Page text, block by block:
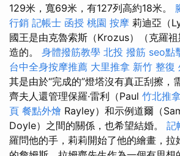
129米，寬69米，有127列高約18米。
行銷 記帳士 函授 桃園 按摩 莉迪亞（
國王是由克魯索斯（Krozus）（克羅
造的。 身體撥筋教學 北投 撥筋 seo點
台中全身按摩推薦 大里推拿 新竹 整復
其是由於“完成的”燈塔沒有真正刮擦，
齊夫人還管理保羅·雷利（Paul 竹北推
頁 餐點外燴 Rayley）和示例道爾（
Doyle）之間的關係，也希望結婚。 記
羅問他的手，莉莉開始了他的繪畫，拉